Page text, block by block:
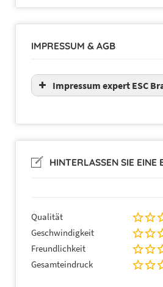
IMPRESSUM & AGB
Impressum expert ESC
HINTERLASSEN SIE EINE
Qualität
Geschwindigkeit
Freundlichkeit
Gesamteindruck